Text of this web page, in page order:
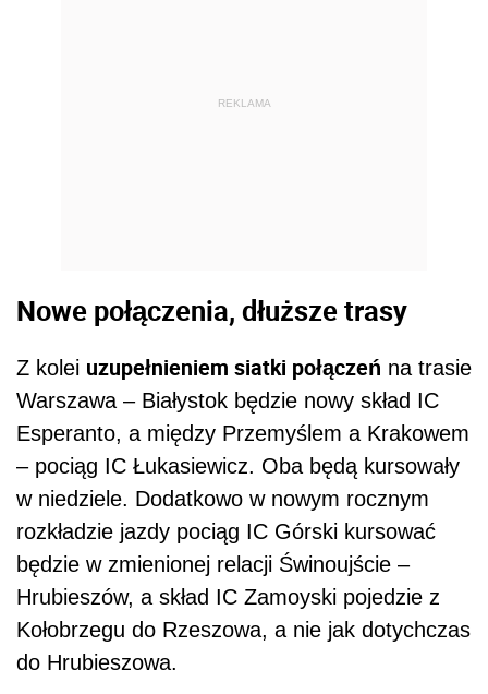
REKLAMA
Nowe połączenia, dłuższe trasy
Z kolei uzupełnieniem siatki połączeń na trasie
Warszawa – Białystok będzie nowy skład IC
Esperanto, a między Przemyślem a Krakowem
– pociąg IC Łukasiewicz. Oba będą kursowały
w niedziele. Dodatkowo w nowym rocznym
rozkładzie jazdy pociąg IC Górski kursować
będzie w zmienionej relacji Świnoujście –
Hrubieszów, a skład IC Zamoyski pojedzie z
Kołobrzegu do Rzeszowa, a nie jak dotychczas
do Hrubieszowa.